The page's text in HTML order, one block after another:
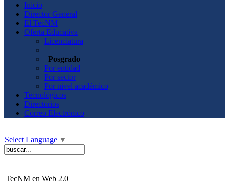
Inicio
Director General
El TecNM
Oferta Educativa
Licenciatura
Posgrado
Por entidad
Por sector
Por nivel académico
Tecnológicos
Directorios
Correo Electrónico
Select Language ▼
TecNM en Web 2.0